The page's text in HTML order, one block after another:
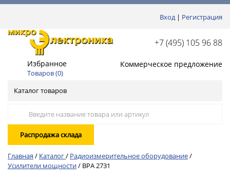
Вход| Регистрация
+7 (495) 105 96 88
Избранное
Товаров (0)
Коммерческое предложение
Каталог товаров
Распродажа склада
Главная / Каталог/ Радиоизмерительное оборудование/
Усилители мощности/ BPA 2731